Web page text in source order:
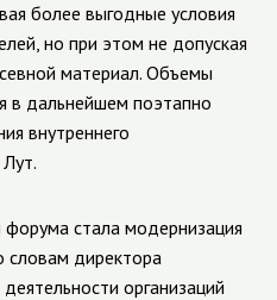
более выгодные условия
но при этом не допуская
материал. Объемы
в дальнейшем поэтапно
внутреннего
стала модернизация
словам директора
организаций